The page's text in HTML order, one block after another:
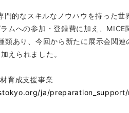
門的なスキルなノウハウを持った
ムへの参加・登録費に加え、MICE
類あり、今回から新たに展示会
えられました。
育成支援事業
ja/preparation_support/